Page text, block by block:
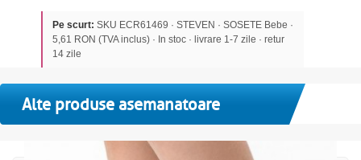
Pe scurt: SKU ECR61469 · STEVEN · SOSETE Bebe ·
5,61 RON (TVA inclus) · In stoc · livrare 1-7 zile · retur
14 zile
Alte produse asemanatoare